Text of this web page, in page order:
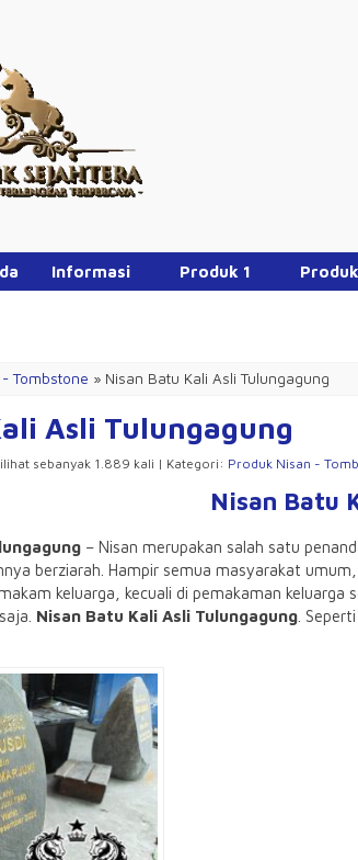
Informasi Produk 1
Tombstone » Nisan Batu Kali Asli Tulungagung
Asli Tulungagung
sebanyak 1.889 kali | Kategori: Produk Nisan -
Nisan Batu
– Nisan merupakan salah satu
berziarah. Hampir semua masyarakat
keluarga, kecuali di pemakaman
Nisan Batu Kali Asli Tulungagung .